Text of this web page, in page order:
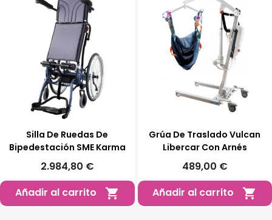
Silla De Ruedas De
Bipedestación SME Karma
2.984,80 €
Añadir al carrito

Grúa De Traslado Vulcan
Libercar Con Arnés
489,00 €
Añadir al carrito
